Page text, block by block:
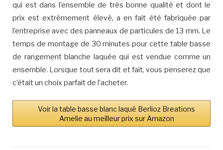
qui est dans l’ensemble de très bonne qualité et dont le
prix est extrêmement élevé, a en fait été fabriquée par
l’entreprise avec des panneaux de particules de 13 mm. Le
temps de montage de 30 minutes pour cette table basse
de rangement blanche laquée qui est vendue comme un
ensemble. Lorsque tout sera dit et fait, vous penserez que
c’était un choix parfait de l’acheter.
Voir la table basse blanc laqué Berlioz Breations
Amelie au meilleur prix sur Amazon